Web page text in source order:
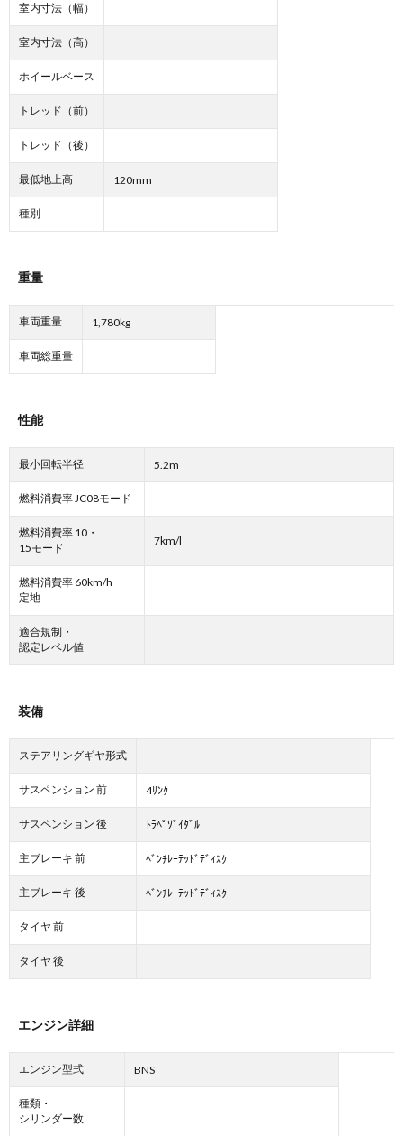
室内寸法（幅）
室内寸法（高）
ホイールベース
トレッド（前）
トレッド（後）
最低地上高 120mm
種別
重量
車両重量 1,780kg
車両総重量
性能
最小回転半径 5.2m
燃料消費率 JC08モード
燃料消費率 10・
15モード
7km/l
燃料消費率 60km/h
定地
適合規制・
認定レベル値
装備
ステアリングギヤ形式
サスペンション 前 4ﾘﾝｸ
サスペンション 後 ﾄﾗﾍﾟｿﾞｲﾀﾞﾙ
主ブレーキ 前 ﾍﾞﾝﾁﾚｰﾃｯﾄﾞﾃﾞｨｽｸ
主ブレーキ 後 ﾍﾞﾝﾁﾚｰﾃｯﾄﾞﾃﾞｨｽｸ
タイヤ 前
タイヤ 後
エンジン詳細
エンジン型式 BNS
種類・
シリンダー数